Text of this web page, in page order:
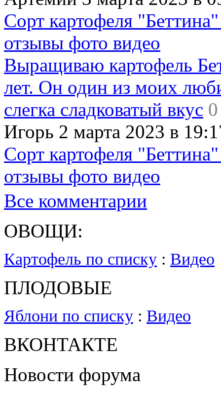
Сорт картофеля
отзывы фото видео
Выращиваю картофель
лет. Он один из моих
слегка сладковатый вкус 0
Игорь 2 марта 2023 в
Сорт картофеля
отзывы фото видео
Все комментарии
ОВОЩИ:
Картофель по списку : Видео
ПЛОДОВЫЕ
Яблони по списку : Видео
ВКОНТАКТЕ
Новости форума